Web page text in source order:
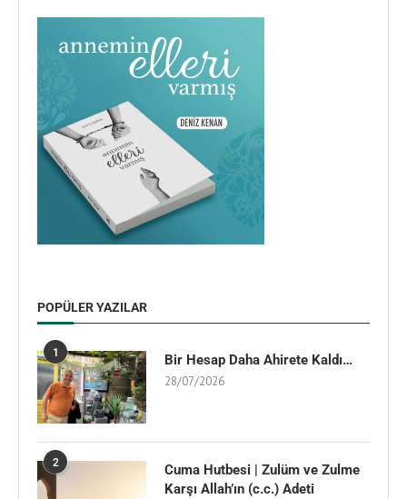
POPÜLER YAZILAR
1 Bir Hesap Daha Ahirete Kaldı…
28/07/2026
2
Cuma Hutbesi | Zulüm ve Zulme
Karşı Allah’ın (c.c.) Adeti